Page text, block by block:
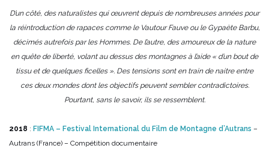
D’un côté, des naturalistes qui œuvrent depuis de nombreuses années pour
la réintroduction de rapaces comme le Vautour Fauve ou le Gypaète Barbu,
décimés autrefois par les Hommes. De l’autre, des amoureux de la nature
en quête de liberté, volant au dessus des montagnes à l’aide « d’un bout de
tissu et de quelques ficelles ». Des tensions sont en train de naitre entre
ces deux mondes dont les objectifs peuvent sembler contradictoires.
Pourtant, sans le savoir, ils se ressemblent.
2018 : FIFMA – Festival International du Film de Montagne d’Autrans –
Autrans (France) – Compétition documentaire